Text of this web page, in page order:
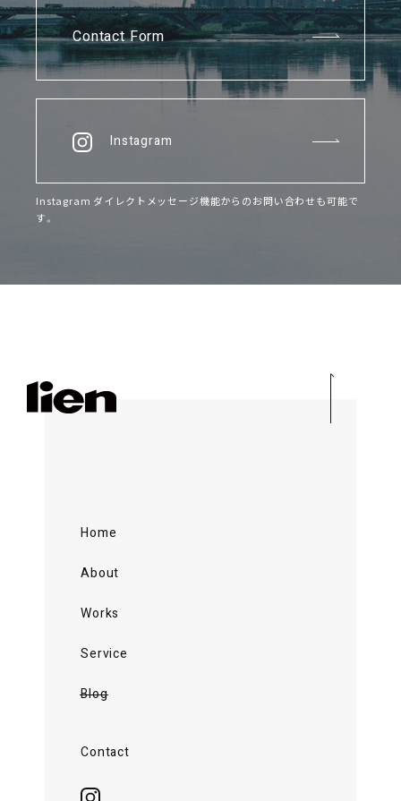
Contact Form
Instagram
Instagram ダイレクトメッセージ機能からのお問い合わせも可能で
す。
Home
About
Works
Service
Blog
Contact